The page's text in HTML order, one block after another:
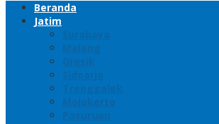
Beranda
Jatim
Surabaya
Malang
Gresik
Sidoarjo
Trenggalek
Mojokerto
Pasuruan